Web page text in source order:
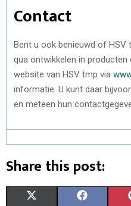
Contact
Bent u ook benieuwd of HSV
qua ontwikkelen in
website van HSV tmp via
informatie. U kunt daar
en meteen hun
Share this post: